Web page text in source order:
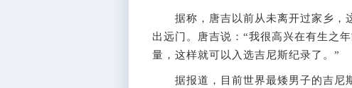
据称，唐吉以前从未离开过家乡，
出远门。唐吉说：“我很高兴在有生之
量，这样就可以入选吉尼斯纪录了。”
据报道，目前世界最矮男子的吉尼